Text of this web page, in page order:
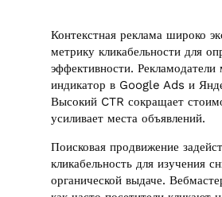
Контекстная реклама широко
метрику кликабельности для
эффективности. Рекламодатели
индикатор в Google Ads и
Высокий CTR сокращает
усиливает места объявлений.
Поисковая продвижение
кликабельность для изучения
органической выдаче.